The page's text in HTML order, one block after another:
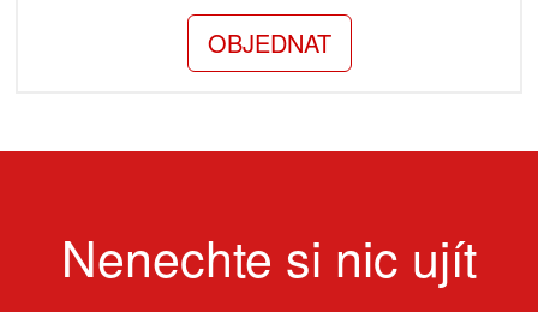
OBJEDNAT
Nenechte si nic ujít